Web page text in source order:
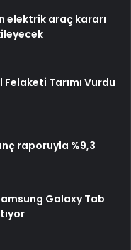
elektrik araç kararı
Tarımı Vurdu
raporuyla %9,3
Galaxy Tab